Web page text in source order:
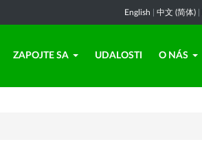
English 中文 (简体)
ZAPOJTE SA UDALOSTI O NÁS